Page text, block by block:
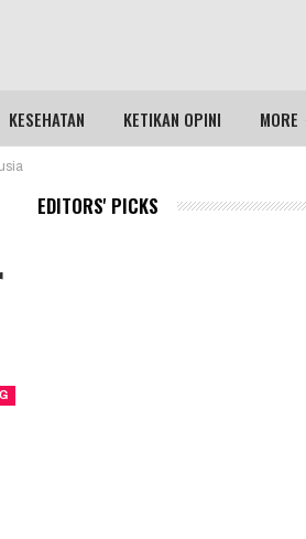
KESEHATAN KETIKAN OPINI MORE
EDITORS' PICKS